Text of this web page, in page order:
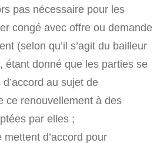
pas nécessaire pour les
congé avec offre ou demande
(selon qu’il s’agit du bailleur
étant donné que les parties se
au sujet de
ce renouvellement à des
par elles ;
d’accord pour